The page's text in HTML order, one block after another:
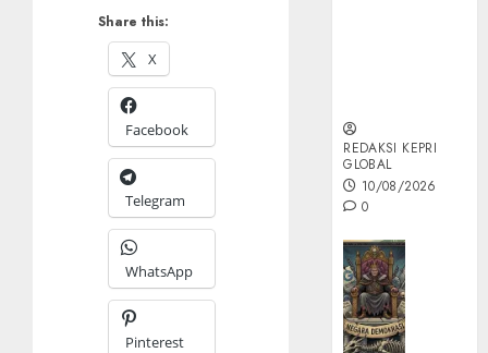
Share this:
X
Facebook
Telegram
WhatsApp
Pinterest
REDAKSI KEPRI
GLOBAL
10/08/2026
0